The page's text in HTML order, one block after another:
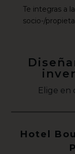
Te integras a
socio-/
Elige en
Hotel